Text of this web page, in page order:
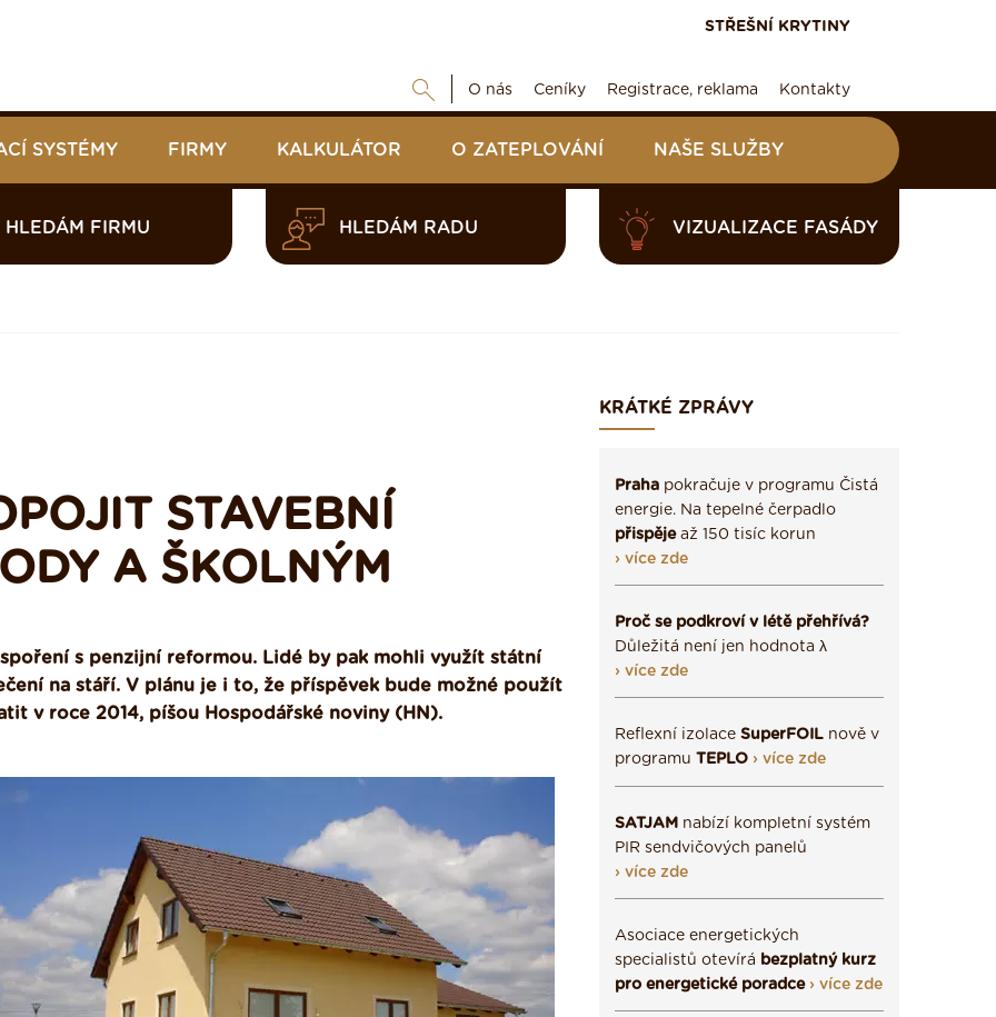
STŘEŠNÍ KRYTINY
O nás Ceníky Registrace, reklama Kontakty
SYSTÉMY FIRMY KALKULÁTOR O ZATEPLOVÁNÍ NAŠE SLUŽBY
HLEDÁM FIRMU HLEDÁM RADU VIZUALIZACE FASÁDY
STAVEBNÍ
A ŠKOLNÝM
s penzijní reformou. Lidé by pak mohli využít státní
na stáří. V plánu je i to, že příspěvek bude možné použít
v roce 2014, píšou Hospodářské noviny (HN).
KRÁTKÉ ZPRÁVY
Praha pokračuje v programu Čistá
energie. Na tepelné čerpadlo
přispějeaž 150 tisíc korun
› více zde
Proč se podkroví v létě přehřívá?
Důležitá není jen hodnota λ
› více zde
Reflexní izolace SuperFOIL nově v
programu TEPLO › více zde
SATJAM nabízí kompletní systém
PIR sendvičových panelů
› více zde
Asociace energetických
specialistů otevírá bezplatný kurz
pro energetické poradce › více zde